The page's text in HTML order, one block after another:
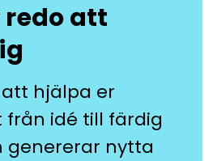
redo att
hjälpa er
från idé till färdig
genererar nytta